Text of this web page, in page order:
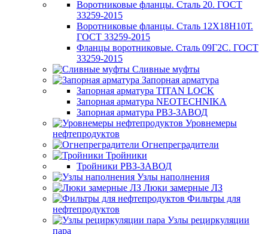
Воротниковые фланцы. Сталь 20. ГОСТ
33259-2015
Воротниковые фланцы. Сталь 12Х18Н10Т.
ГОСТ 33259-2015
Фланцы воротниковые. Сталь 09Г2С. ГОСТ
33259-2015
Сливные муфты
Запорная арматура
Запорная арматура TITAN LOCK
Запорная арматура NEOTECHNIKA
Запорная арматура РВЗ-ЗАВОД
Уровнемеры
нефтепродуктов
Огнепреградители
Тройники
Тройники РВЗ-ЗАВОД
Узлы наполнения
Люки замерные ЛЗ
Фильтры для
нефтепродуктов
Узлы рециркуляции
пара